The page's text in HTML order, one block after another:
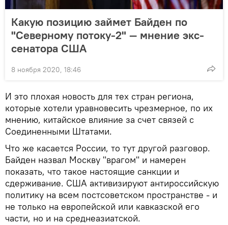
Какую позицию займет Байден по
"Северному потоку-2" — мнение экс-
сенатора США
8 ноября 2020, 18:46
И это плохая новость для тех стран региона,
которые хотели уравновесить чрезмерное, по их
мнению, китайское влияние за счет связей с
Соединенными Штатами.
Что же касается России, то тут другой разговор.
Байден назвал Москву "врагом" и намерен
показать, что такое настоящие санкции и
сдерживание. США активизируют антироссийскую
политику на всем постсоветском пространстве - и
не только на европейской или кавказской его
части, но и на среднеазиатской.